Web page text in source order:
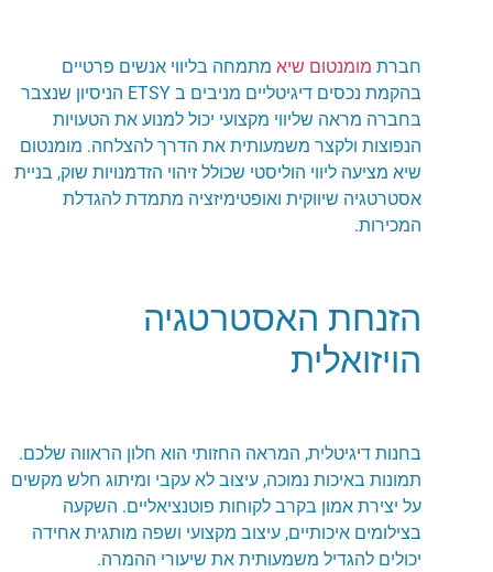
חברת מומנטום שיא מתמחה בליווי אנשים פרטיים
בהקמת נכסים דיגיטליים מניבים ב ETSY הניסיון שנצבר
בחברה מראה שליווי מקצועי יכול למנוע את הטעויות
הנפוצות ולקצר משמעותית את הדרך להצלחה. מומנטום
שיא מציעה ליווי הוליסטי שכולל זיהוי הזדמנויות שוק, בניית
אסטרטגיה שיווקית ואופטימיזציה מתמדת להגדלת
המכירות.
הזנחת האסטרטגיה
הויזואלית
בחנות דיגיטלית, המראה החזותי הוא חלון הראווה שלכם.
תמונות באיכות נמוכה, עיצוב לא עקבי ומיתוג חלש מקשים
על יצירת אמון בקרב לקוחות פוטנציאליים. השקעה
בצילומים איכותיים, עיצוב מקצועי ושפה מותגית אחידה
יכולים להגדיל משמעותית את שיעורי ההמרה.